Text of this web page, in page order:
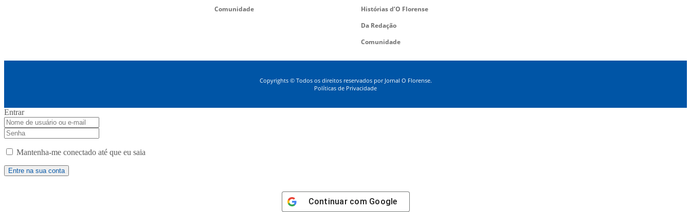
Comunidade
Histórias d’O Florense
Da Redação
Comunidade
Copyrights © Todos os direitos reservados por Jornal O Florense.
Políticas de Privacidade
Entrar
Mantenha-me conectado até que eu saia
Continuar com Google